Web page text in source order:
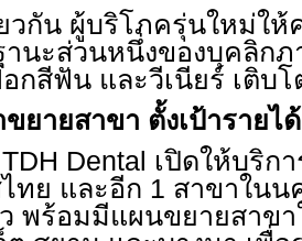
วกัน ผู้บริโภครุ่นใหม่ให้
านะส่วนหนึ่งของบุคลิก
กสีฟัน และวีเนียร์ เติบโ
ยายสาขา ตั้งเป้ารายไ
TDH Dental เปิดให้บริก
ทย และอีก 1 สาขาในน
พร้อมมีแผนขยายสาข